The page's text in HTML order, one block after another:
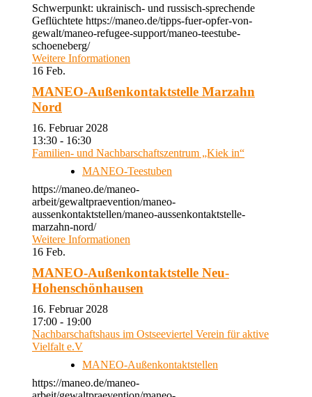
Schwerpunkt: ukrainisch- und russisch-sprechende
Geflüchtete https://maneo.de/tipps-fuer-opfer-von-
gewalt/maneo-refugee-support/maneo-teestube-
schoeneberg/
Weitere Informationen
16 Feb.
MANEO-Außenkontaktstelle Marzahn
Nord
16. Februar 2028
13:30 - 16:30
Familien- und Nachbarschaftszentrum „Kiek in“
MANEO-Teestuben
https://maneo.de/maneo-
arbeit/gewaltpraevention/maneo-
aussenkontaktstellen/maneo-aussenkontaktstelle-
marzahn-nord/
Weitere Informationen
16 Feb.
MANEO-Außenkontaktstelle Neu-
Hohenschönhausen
16. Februar 2028
17:00 - 19:00
Nachbarschaftshaus im Ostseeviertel Verein für aktive
Vielfalt e.V
MANEO-Außenkontaktstellen
https://maneo.de/maneo-